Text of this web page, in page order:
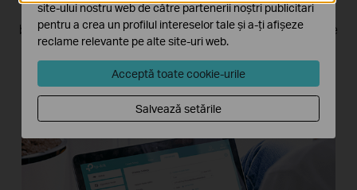
your customers restore their devices with the reset
button, reducing your operational costs and maintenance
fees.
Download Aginet Config >>
site-ului nostru web de către partenerii noștri publicitari
pentru a crea un profilul intereselor tale și a-ți afișeze
reclame relevante pe alte site-uri web.
Acceptă toate cookie-urile
Salvează setările